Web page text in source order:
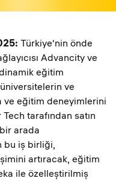
Türkiye'nin önde
Advancity ve
eğitim
ve
ve eğitim deneyimlerini
tarafından satın
arada
bu iş birliği,
artıracak, eğitim
ile özelleştirilmiş